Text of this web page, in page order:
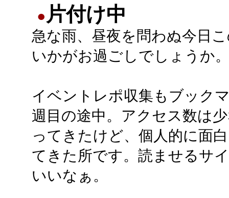
● 片付け中
急な雨、昼夜を問わぬ今日
いかがお過ごしでしょうか
イベントレポ収集もブック
週目の途中。アクセス数は
ってきたけど、個人的に面
てきた所です。読ませるサ
いいなぁ。